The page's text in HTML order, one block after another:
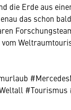
die Erde aus
das schon
#Tourismus